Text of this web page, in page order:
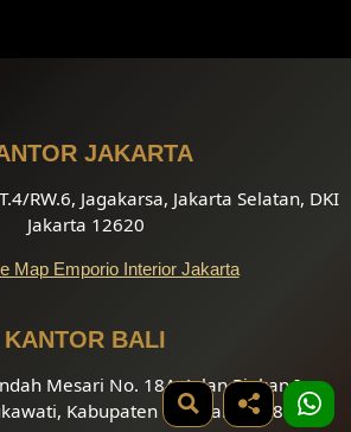
JAKARTA
RW.6, Jagakarsa, Jakarta Selatan, DKI
Jakarta 12620
Map Emporio Interior Jakarta
KANTOR BALI
Mesari No. 18A, Jalan Piakan I,
Kabupaten Gianyar, Bali 80582